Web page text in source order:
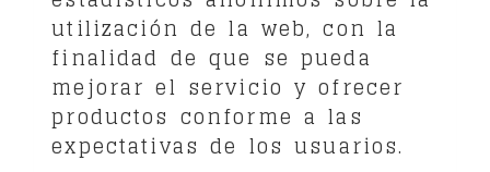
utilización de la web, con la
finalidad de que se pueda
mejorar el servicio y ofrecer
productos conforme a las
expectativas de los usuarios.